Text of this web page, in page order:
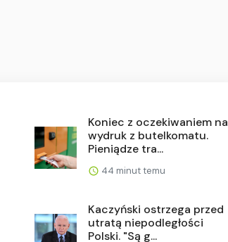
Koniec z oczekiwaniem na
wydruk z butelkomatu.
Pieniądze tra...
44 minut temu
Kaczyński ostrzega przed
utratą niepodległości
Polski. "Są g...